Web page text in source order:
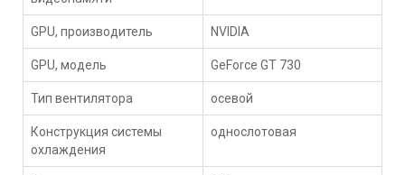
GPU, производитель NVIDIA
GPU, модель GeForce GT 730
Тип вентилятора осевой
Конструкция системы
охлаждения
однослотовая